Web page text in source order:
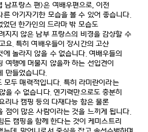
남프랑스 편>은 여배우편으로, 이전
른 아기자기한 모습을 볼 수 있어 좋습니다.
던 한가인의 드라마 밖 모습도
지지 않은 남부 프랑스의 비경을 감상할 수
요.특히 여배우들이 장시간의 고산
에 놀라지 않을 수 없습니다. 여배우들의
여행에 머물지 않을까 하는 선입견이
만들었습니다.
모두 매력적입니다. 특히 라미란이라는
을 수 없습니다. 연기력만으로도 충분히
리나 캠핑 등의 다재다능 함은 물론
점이 많은 사람이라는 것을 느끼게 됩니다.
든 캠핑을 함께 한다는 것이 케미스트리